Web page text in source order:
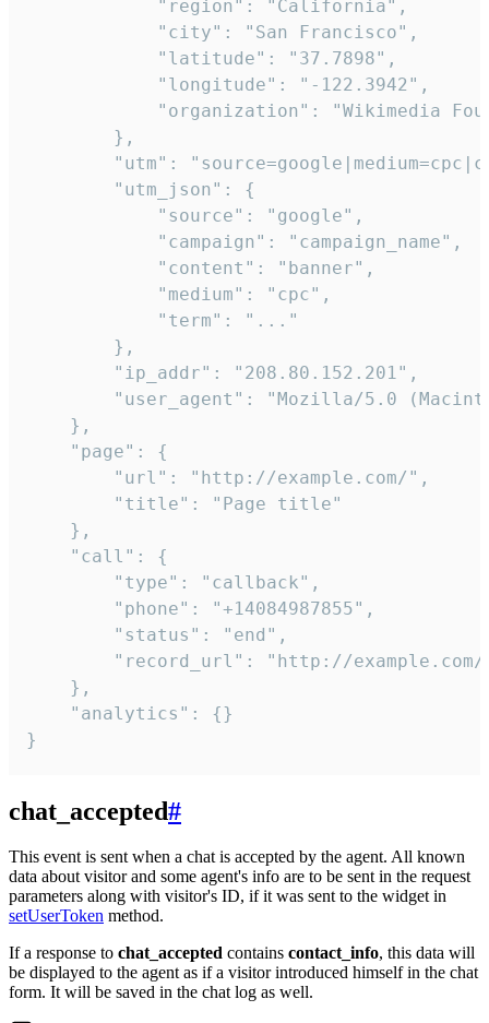
            "region": "California",
            "city": "San Francisco",
            "latitude": "37.7898",
            "longitude": "-122.3942",
"organization": "Wikimedia
        },
"utm":
        "utm_json": {
            "source": "google",
            "campaign": "campaign_name",
            "content": "banner",
            "medium": "cpc",
            "term": "..."
        },
        "ip_addr": "208.80.152.201",
"user_agent": "Mozilla/5.0
    },
    "page": {
        "url": "http://example.com/",
        "title": "Page title"
    },
    "call": {
        "type": "callback",
        "phone": "+14084987855",
        "status": "end",
"record_url": "http://
    },
    "analytics": {}
}
chat_accepted#
This event is sent when a chat is accepted by the agent. All known
data about visitor and some agent's info are to be sent in the request
parameters along with visitor's ID, if it was sent to the widget in
setUserToken method.
If a response to chat_accepted contains contact_info, this data will
be displayed to the agent as if a visitor introduced himself in the chat
form. It will be saved in the chat log as well.